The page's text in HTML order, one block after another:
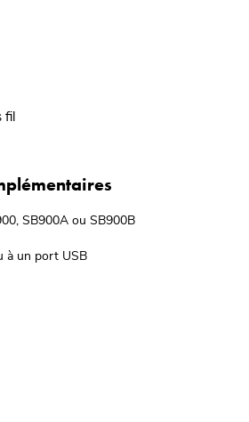
fil
SB900A ou SB900B
à un port USB